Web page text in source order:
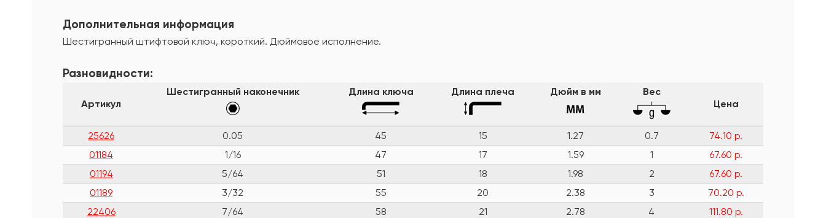
Дополнительная информация
Шестигранный штифтовой ключ, короткий. Дюймовое исполнение.
Разновидности:
Артикул
Шестигранный наконечник Длина ключа Длина плеча Дюйм в мм
Вес
Цена
25626 0.05 45 15 1.27 0.7
74.10 р.
01184
1/16 47 17 1.59 1
67.60 р.
01194
5/64 51 18 1.98 2
67.60 р.
01189
3/32 55 20 2.38 3
70.20 р.
22406
7/64 58 21 2.78 4
111.80 р.